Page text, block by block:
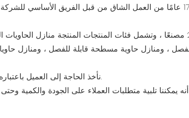
، ومنازل حاوية مسطحة قابلة للفصل ، ومنازل
نأخذ الحاجة إلى العميل باعتباره القاعدة والأجهزة الخضراء آمنة واقتصادية ومريحة كجذر وتطوير الصناعة كهدف.